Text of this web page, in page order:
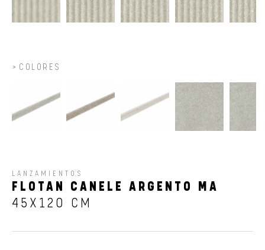
COLORES
LANZAMIENTOS
FLOTAN CANELE ARGENTO MA
45X120 CM